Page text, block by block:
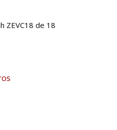
ZEVC18 de 18